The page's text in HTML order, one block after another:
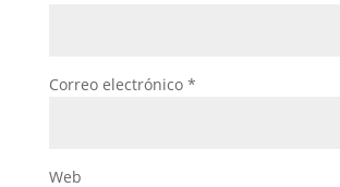
Correo electrónico *
Web